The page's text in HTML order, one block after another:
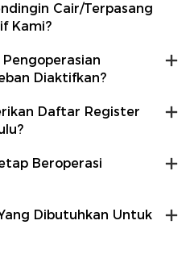
Cair/Terpasang
Kami?
Diaktifkan?
Daftar Register
Beroperasi
Dibutuhkan Untuk